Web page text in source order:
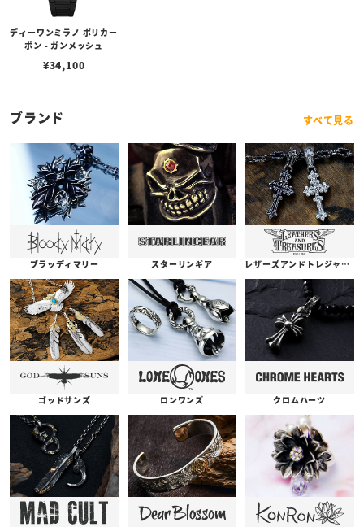
ディーワンミラノ ポリカー
ボン - ガンメッシュ
¥34,100
ブランド すべて見る
ブラッディマリー スターリンギア レザーズアンドトレジャーズ
ゴッドサンズ ロンワンズ クロムハーツ